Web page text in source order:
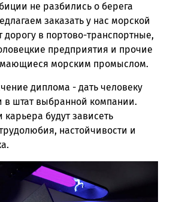
не разбились о берега
заказать у нас морской
дорогу в портово-транспортные,
предприятия и прочие
морским промыслом.
диплома - дать человеку
в штат выбранной компании.
будут зависеть
настойчивости и